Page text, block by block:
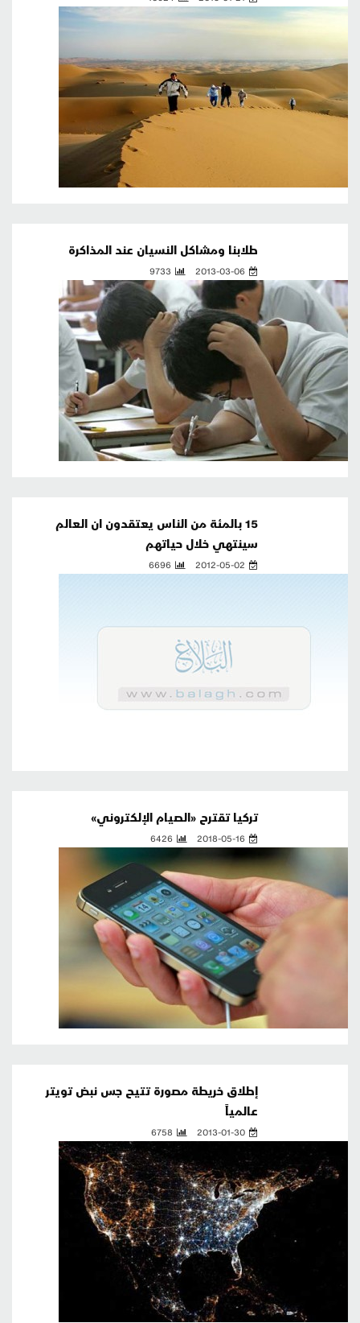
طلابنا ومشاكل النسيان عند المذاكرة
2013-03-06
9733
15 بالمئة من الناس يعتقدون ان العالم
سينتهي خلال حياتهم
2012-05-02
6696
تركيا تقترح «الصيام الإلكتروني»
2018-05-16
6426
إطلاق خريطة مصورة تتيح جس نبض تويتر
عالمياً
2013-01-30
6758